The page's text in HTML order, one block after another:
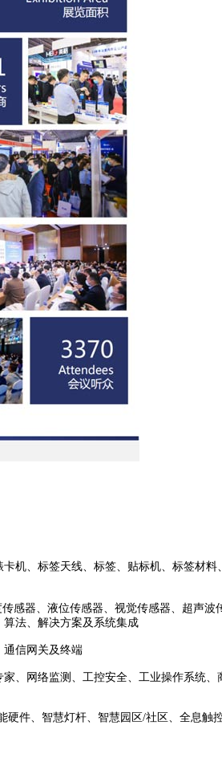
、标签天线、标签、贴标机、标签材料
器、液位传感器、视觉传感器、超声波
法、解决方案及系统集成
信网关及终端
网络监测、工控安全、工业操作系统、
、智慧灯杆、智慧园区/社区、全息触